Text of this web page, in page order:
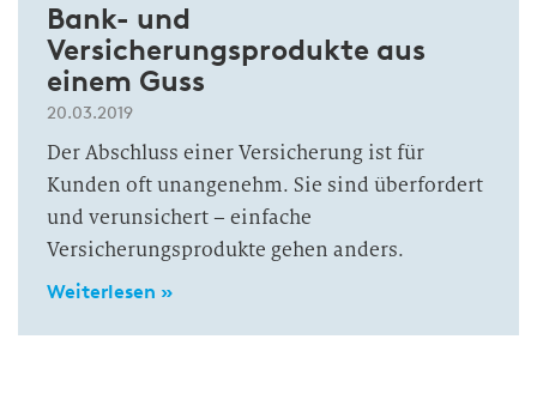
Bank- und
Versicherungsprodukte aus
einem Guss
20.03.2019
Der Abschluss einer Versicherung ist für
Kunden oft unangenehm. Sie sind überfordert
und verunsichert – einfache
Versicherungsprodukte gehen anders.
Weiterlesen »